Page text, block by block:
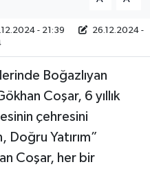
- 21:39
26.12.2024 -
Boğazlıyan
Coşar, 6 yıllık
çehresini
Yatırım”
Coşar, her bir